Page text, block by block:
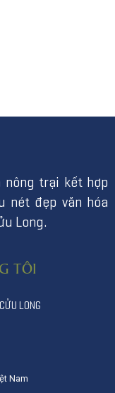
nông trại kết hợp
nét đẹp văn hóa
Long.
TÔI
LONG
Nam